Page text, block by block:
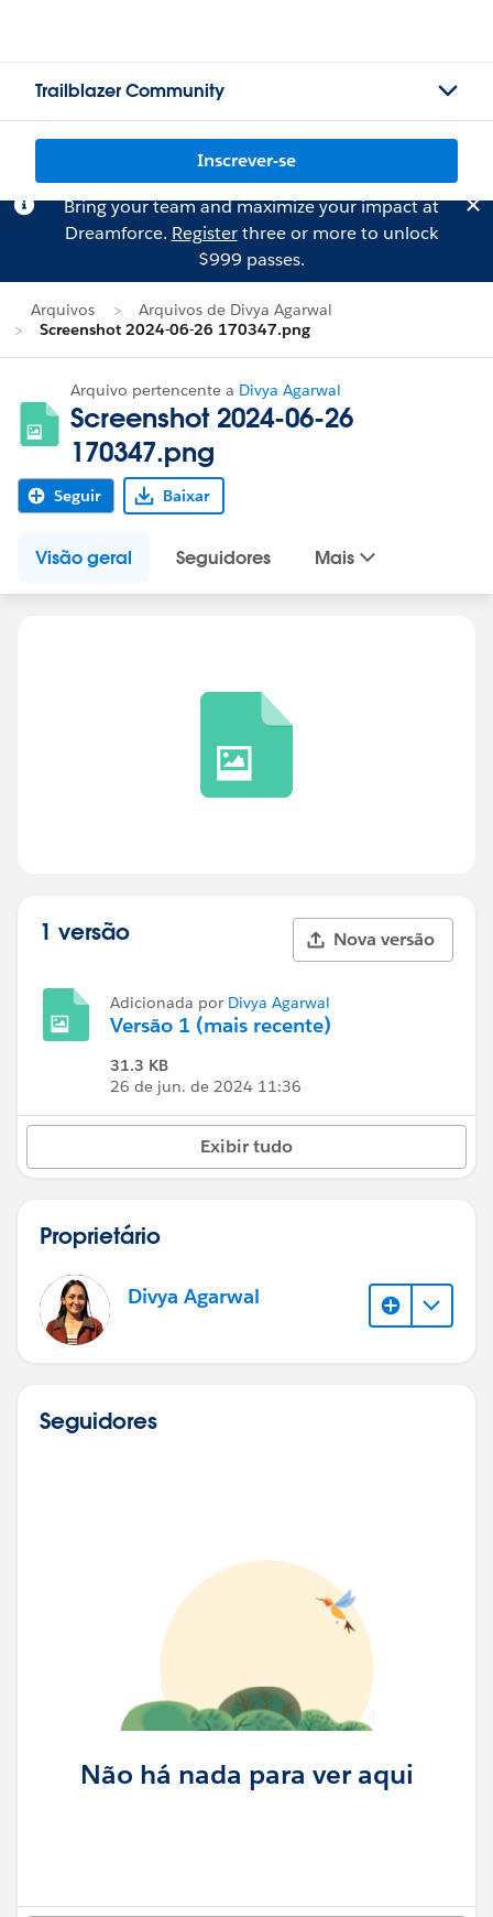
Trailblazer Community
Inscrever-se
Bring your team and maximize your impact at
Dreamforce. Registerthree or more to unlock
$999 passes.
Arquivos
Arquivos de Divya Agarwal
Screenshot 2024-06-26 170347.png
Arquivo pertencente a Divya Agarwal
Screenshot 2024-06-26
170347.png
Seguir Baixar
Visão geral Seguidores Mais
1 versão Nova versão
Adicionada por Divya Agarwal
Versão 1 (mais recente)
31.3 KB
26 de jun. de 2024 11:36
Exibir tudo
Proprietário
Divya Agarwal
Seguidores
Não há nada para ver aqui